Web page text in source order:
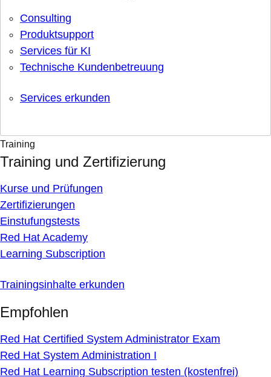
Consulting
Produktsupport
Services für KI
Technische Kundenbetreuung
Services erkunden
Training
Training und Zertifizierung
Kurse und Prüfungen
Zertifizierungen
Einstufungstests
Red Hat Academy
Learning Subscription
Trainingsinhalte erkunden
Empfohlen
Red Hat Certified System Administrator Exam
Red Hat System Administration I
Red Hat Learning Subscription testen (kostenfrei)